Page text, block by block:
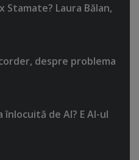
Stamate? Laura Bălan,
despre problema
înlocuită de AI? E AI-ul